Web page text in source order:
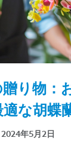
り物：
な胡蝶
年5月2日